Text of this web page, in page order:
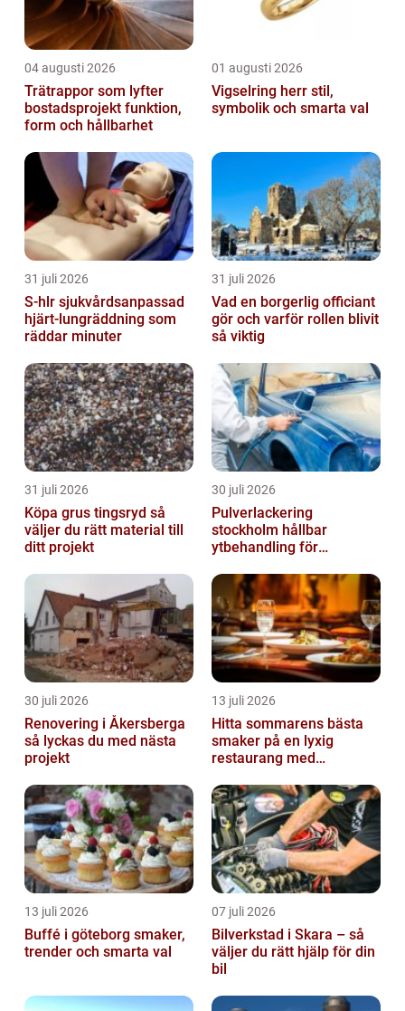
04 augusti 2026
Trätrappor som lyfter
bostadsprojekt funktion,
form och hållbarhet
01 augusti 2026
Vigselring herr stil,
symbolik och smarta val
31 juli 2026
S-hlr sjukvårdsanpassad
hjärt-lungräddning som
räddar minuter
31 juli 2026
Vad en borgerlig officiant
gör och varför rollen blivit
så viktig
31 juli 2026
Köpa grus tingsryd så
väljer du rätt material till
ditt projekt
30 juli 2026
Pulverlackering
stockholm hållbar
ytbehandling för
30 juli 2026
Renovering i Åkersberga
så lyckas du med nästa
projekt
13 juli 2026
Hitta sommarens bästa
smaker på en lyxig
restaurang med
Östermalm
13 juli 2026
Buffé i göteborg smaker,
trender och smarta val
07 juli 2026
Bilverkstad i Skara – så
väljer du rätt hjälp för din
bil